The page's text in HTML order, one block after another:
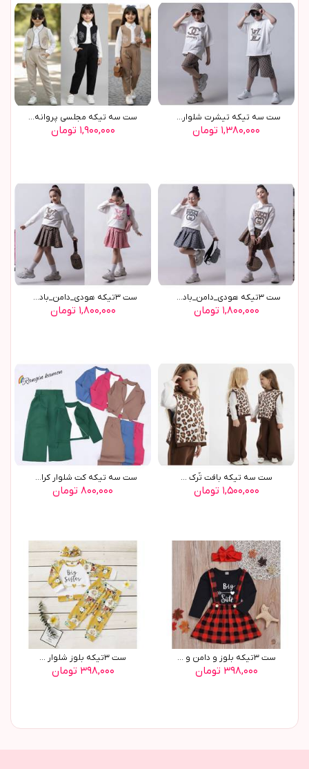
ست سه تيکه تيشرت شلوارک ...
۱,۳۸۰,۰۰۰ تومان
ست سه تيکه مجلسي پروانه(9620)
۱,۹۰۰,۰۰۰ تومان
ست ٣تيکه هودي_دامن_بادي ...
۱,۸۰۰,۰۰۰ تومان
ست ٣تيکه هودي_دامن_بادي ...
۱,۸۰۰,۰۰۰ تومان
ست سه تیکه بافت تُرک ...
۱,۵۰۰,۰۰۰ تومان
ست سه تیکه کت شلوار کراپ ...
۸۰۰,۰۰۰ تومان
ست ٣تیکه بلوز و دامن و ...
۳۹۸,۰۰۰ تومان
ست ٣تیکه بلوز شلوار ...
۳۹۸,۰۰۰ تومان